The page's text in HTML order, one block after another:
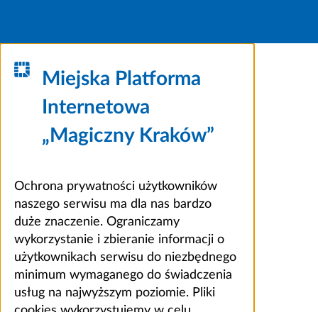
Miejska Platforma
Internetowa
„Magiczny Kraków”
Ochrona prywatności użytkowników
naszego serwisu ma dla nas bardzo
duże znaczenie. Ograniczamy
wykorzystanie i zbieranie informacji o
użytkownikach serwisu do niezbędnego
minimum wymaganego do świadczenia
usług na najwyższym poziomie. Pliki